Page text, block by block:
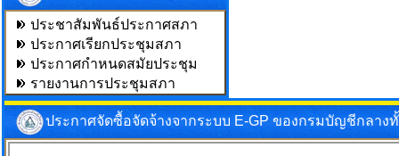
ประชาสัมพันธ์ประกาศสภา
ประกาศเรียกประชุมสภา
ประกาศกำหนดสมัยประชุม
รายงานการประชุมสภา
ประกาศจัดซื้อจัดจ้างจากระบบ E-GP ของกรมบัญชีกลาง